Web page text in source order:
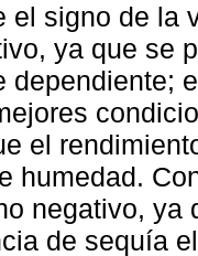
el signo de la
ya que se
dependiente;
el
humedad.
negativo, ya
de sequía